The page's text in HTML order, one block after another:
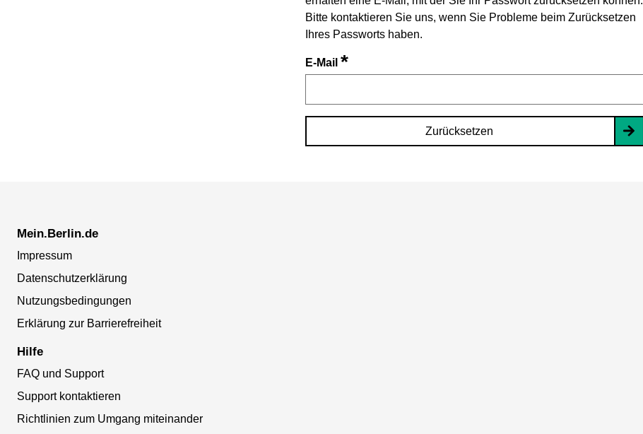
Bitte kontaktieren Sie uns, wenn Sie Probleme beim Zurücksetzen
Ihres Passworts haben.
E-Mail *
Zurücksetzen
Mein.Berlin.de
Impressum
Datenschutzerklärung
Nutzungsbedingungen
Erklärung zur Barrierefreiheit
Hilfe
FAQ und Support
Support kontaktieren
Richtlinien zum Umgang miteinander